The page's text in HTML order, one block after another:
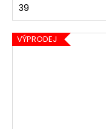
39
VÝPRODEJ